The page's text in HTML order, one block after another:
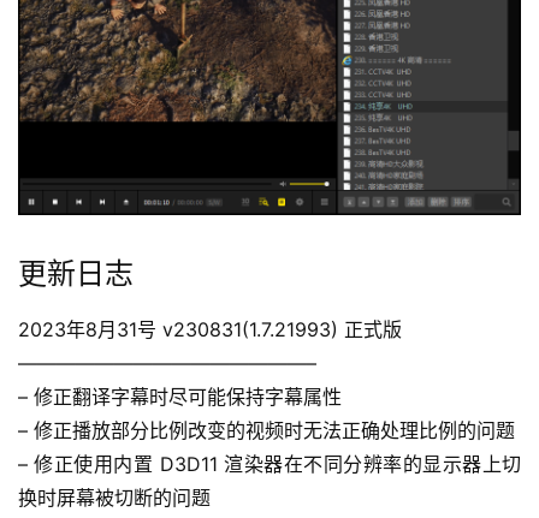
更新日志
2023年8月31号 v230831(1.7.21993) 正式版
———————————————–
– 修正翻译字幕时尽可能保持字幕属性
– 修正播放部分比例改变的视频时无法正确处理比例的问题
– 修正使用内置 D3D11 渲染器在不同分辨率的显示器上切
换时屏幕被切断的问题